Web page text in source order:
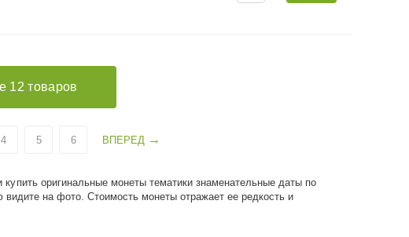
оригинальные монеты тематики знаменательные даты по
на фото. Стоимость монеты отражает ее редкость и
12 товаров
4 5 6 ВПЕРЕД